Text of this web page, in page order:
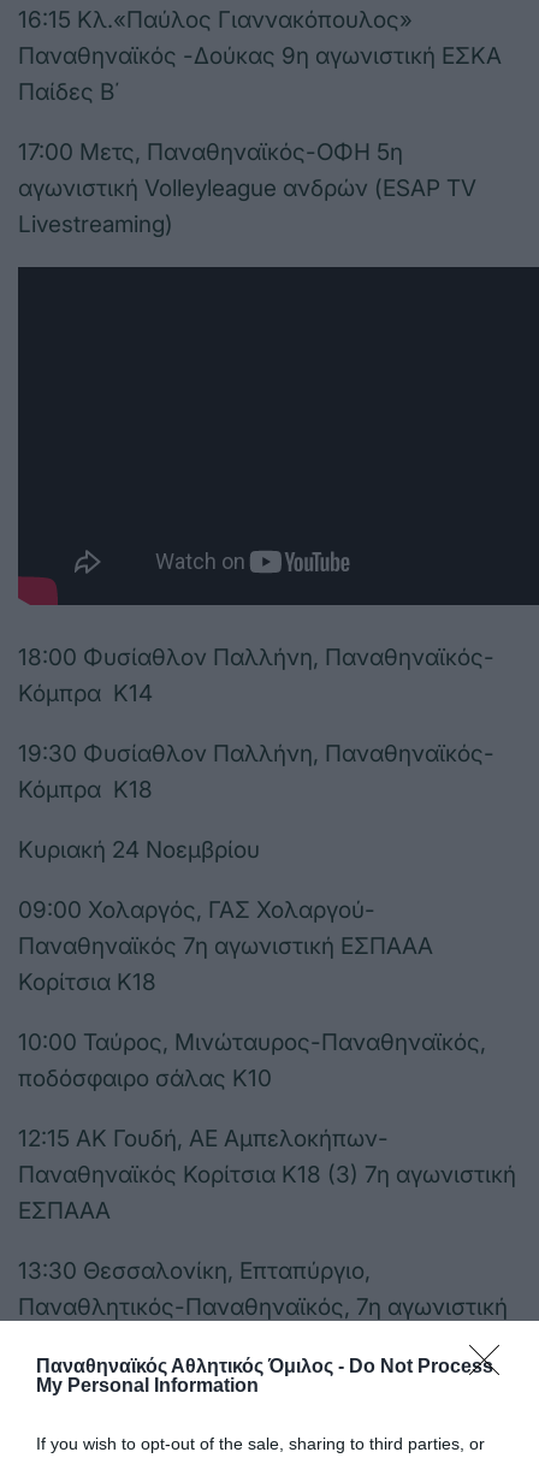
Παναθηναϊκός Αθλητικός Όμιλος - Do Not Process
My Personal Information
If you wish to opt-out of the sale, sharing to third parties, or
16:15 Κλ.«Παύλος Γιαννακόπουλος»
Παναθηναϊκός -Δούκας 9η αγωνιστική ΕΣΚΑ
Παίδες Β΄
17:00 Μετς, Παναθηναϊκός-ΟΦΗ 5η
αγωνιστική Volleyleague ανδρών (ESAP TV
Livestreaming)
18:00 Φυσίαθλον Παλλήνη, Παναθηναϊκός-
Κόμπρα Κ14
19:30 Φυσίαθλον Παλλήνη, Παναθηναϊκός-
Κόμπρα Κ18
Κυριακή 24 Νοεμβρίου
09:00 Χολαργός, ΓΑΣ Χολαργού-
Παναθηναϊκός 7η αγωνιστική ΕΣΠΑΑΑ
Κορίτσια Κ18
10:00 Ταύρος, Μινώταυρος-Παναθηναϊκός,
ποδόσφαιρο σάλας Κ10
12:15 ΑΚ Γουδή, ΑΕ Αμπελοκήπων-
Παναθηναϊκός Κορίτσια Κ18 (3) 7η αγωνιστική
ΕΣΠΑΑΑ
13:30 Θεσσαλονίκη, Επταπύργιο,
Παναθλητικός-Παναθηναϊκός, 7η αγωνιστική
15:00 Βουλιαγμένη, ΝΟ Βουλιαγμένης-
Παναθηναϊκός 7η αγωνιστική Α1 πόλο ανδρών